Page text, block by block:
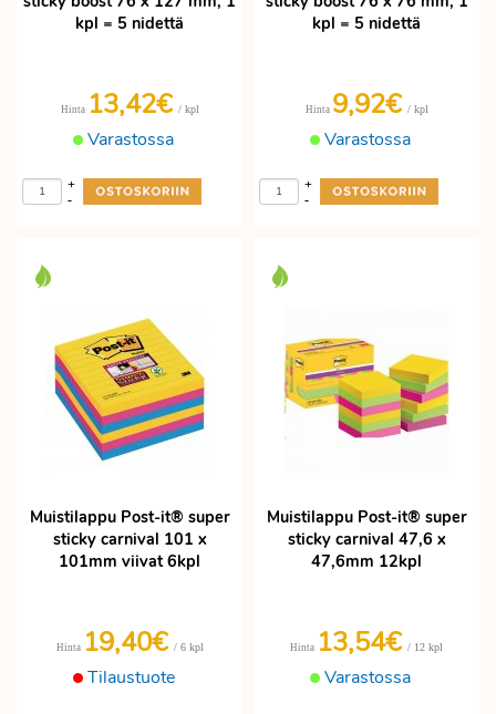
kpl = 5 nidettä
Varastossa
Hinta 13,42€ / kpl
-
+
kpl = 5 nidettä
Varastossa
Hinta 9,92€ / kpl
-
+
Muistilappu Post-it® super
sticky carnival 101 x
101mm viivat 6kpl
Tilaustuote
Hinta 19,40€ / 6 kpl
Muistilappu Post-it® super
sticky carnival 47,6 x
47,6mm 12kpl
Varastossa
Hinta 13,54€ / 12 kpl